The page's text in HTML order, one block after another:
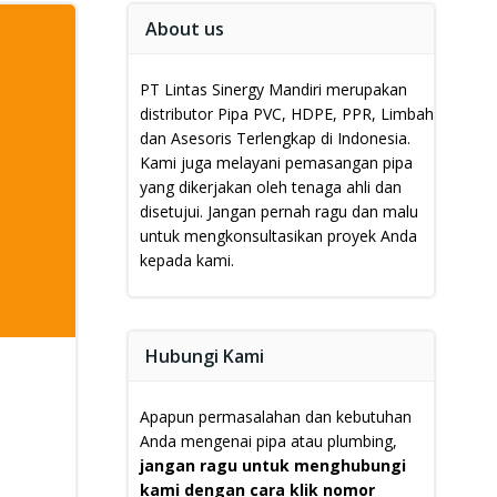
About us
PT Lintas Sinergy Mandiri merupakan
distributor Pipa PVC, HDPE, PPR, Limbah
dan Asesoris Terlengkap di Indonesia.
Kami juga melayani pemasangan pipa
yang dikerjakan oleh tenaga ahli dan
disetujui. Jangan pernah ragu dan malu
untuk mengkonsultasikan proyek Anda
kepada kami.
Hubungi Kami
Apapun permasalahan dan kebutuhan
Anda mengenai pipa atau plumbing,
jangan ragu untuk menghubungi
kami dengan cara klik nomor